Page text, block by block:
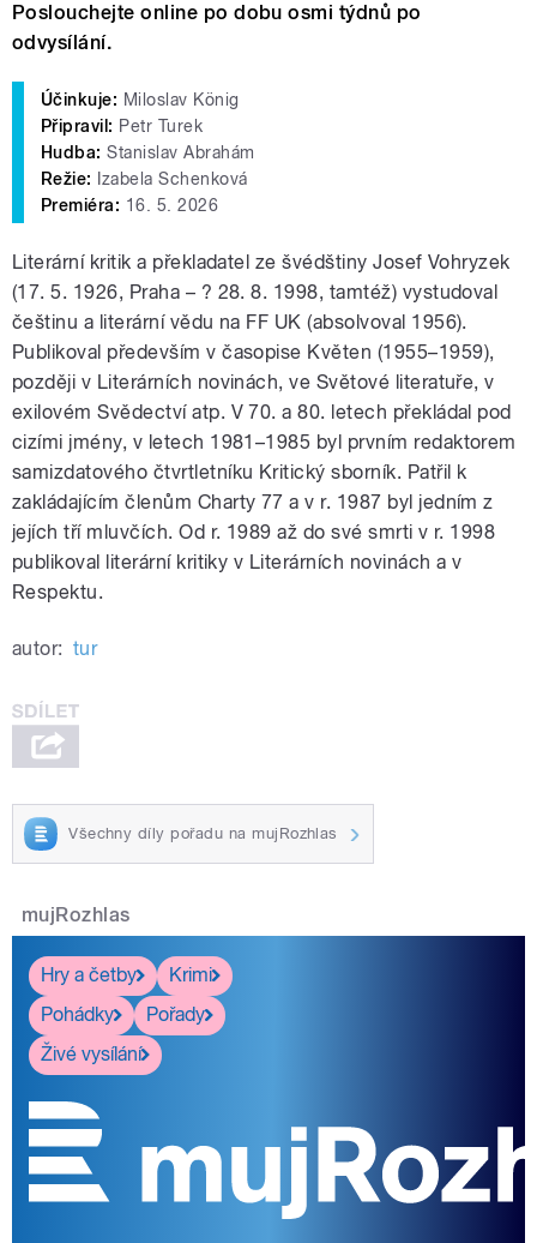
Poslouchejte online po dobu osmi týdnů po
odvysílání.
Účinkuje: Miloslav König
Připravil: Petr Turek
Hudba: Stanislav Abrahám
Režie:
Izabela Schenková
Premiéra: 16. 5. 2026
Literární kritik a překladatel ze švédštiny Josef Vohryzek
(17. 5. 1926, Praha – ? 28. 8. 1998, tamtéž) vystudoval
češtinu a literární vědu na FF UK (absolvoval 1956).
Publikoval především v časopise Květen (1955–1959),
později v Literárních novinách, ve Světové literatuře, v
exilovém Svědectví atp. V 70. a 80. letech překládal pod
cizími jmény, v letech 1981–1985 byl prvním redaktorem
samizdatového čtvrtletníku Kritický sborník. Patřil k
zakládajícím členům Charty 77 a v r. 1987 byl jedním z
jejích tří mluvčích. Od r. 1989 až do své smrti v r. 1998
publikoval literární kritiky v Literárních novinách a v
Respektu.
autor: tur
Všechny díly pořadu na mujRozhlas
mujRozhlas
Hry a četby
Krimi
Pohádky
Pořady
Živé vysílání